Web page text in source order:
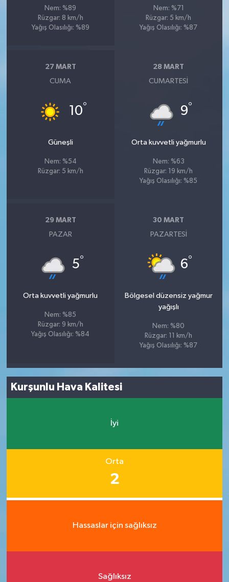
Nem: %89
Rüzgar: 8 km/h
Yağış Olasılığı: %89
Nem: %71
Rüzgar: 5 km/h
Yağış Olasılığı: %87
27 MART
CUMA
10°
Güneşli
Nem: %54
Rüzgar: 5 km/h
28 MART
CUMARTESI
9°
Orta kuvvetli yağmurlu
Nem: %63
Rüzgar: 19 km/h
Yağış Olasılığı: %85
29 MART
PAZAR
5°
Orta kuvvetli yağmurlu
Nem: %85
Rüzgar: 9 km/h
Yağış Olasılığı: %84
30 MART
PAZARTESI
6°
Bölgesel düzensiz yağmur
yağışlı
Nem: %80
Rüzgar: 11 km/h
Yağış Olasılığı: %87
Kurşunlu Hava Kalitesi
İyi
Orta
2
Hassaslar için sağlıksız
Sağlıksız